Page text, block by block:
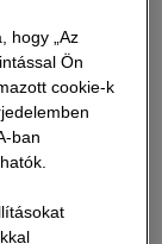
illeti
hogy „Az
Ön
cookie-k
ban